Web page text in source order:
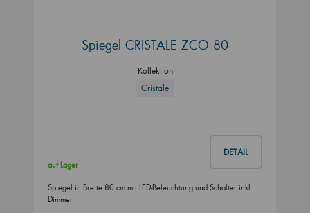
Spiegel CRISTALE ZCO 80
Kollektion
Cristale
DETAIL
auf Lager
Spiegel in Breite 80 cm mit LED-Beleuchtung und Schalter inkl.
Dimmer